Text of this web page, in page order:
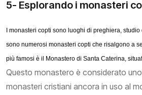
5- Esplorando i monasteri
I monasteri copti sono luoghi di preghiera,
sono numerosi monasteri copti che risalgono a
più famosi è il Monastero di Santa Caterina,
Questo monastero è considerato
monasteri cristiani ancora in uso al